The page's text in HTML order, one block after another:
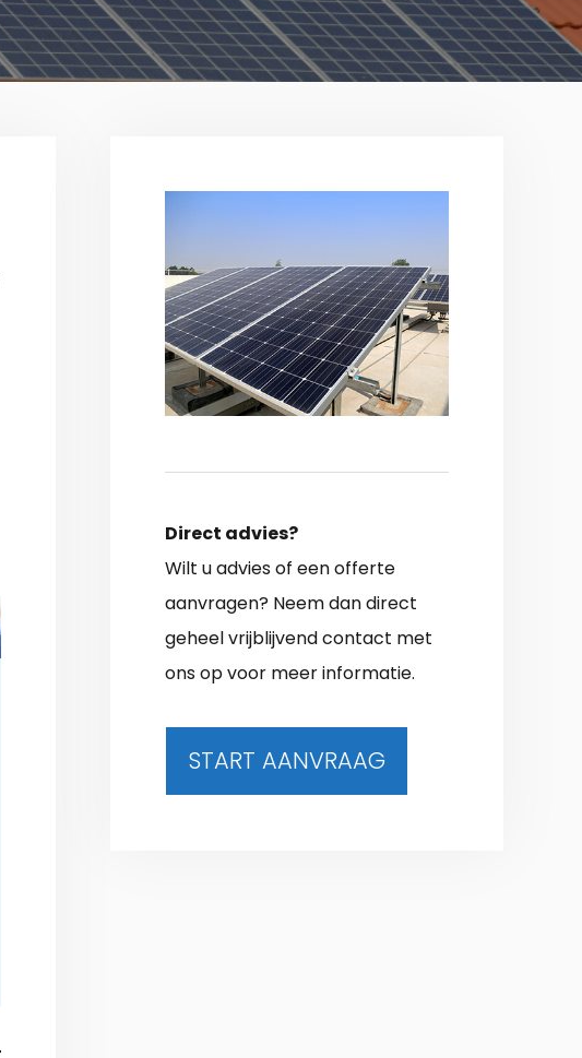
Direct advies?
Wilt u advies of een offerte
aanvragen? Neem dan direct
geheel vrijblijvend contact met
ons op voor meer informatie.
START AANVRAAG